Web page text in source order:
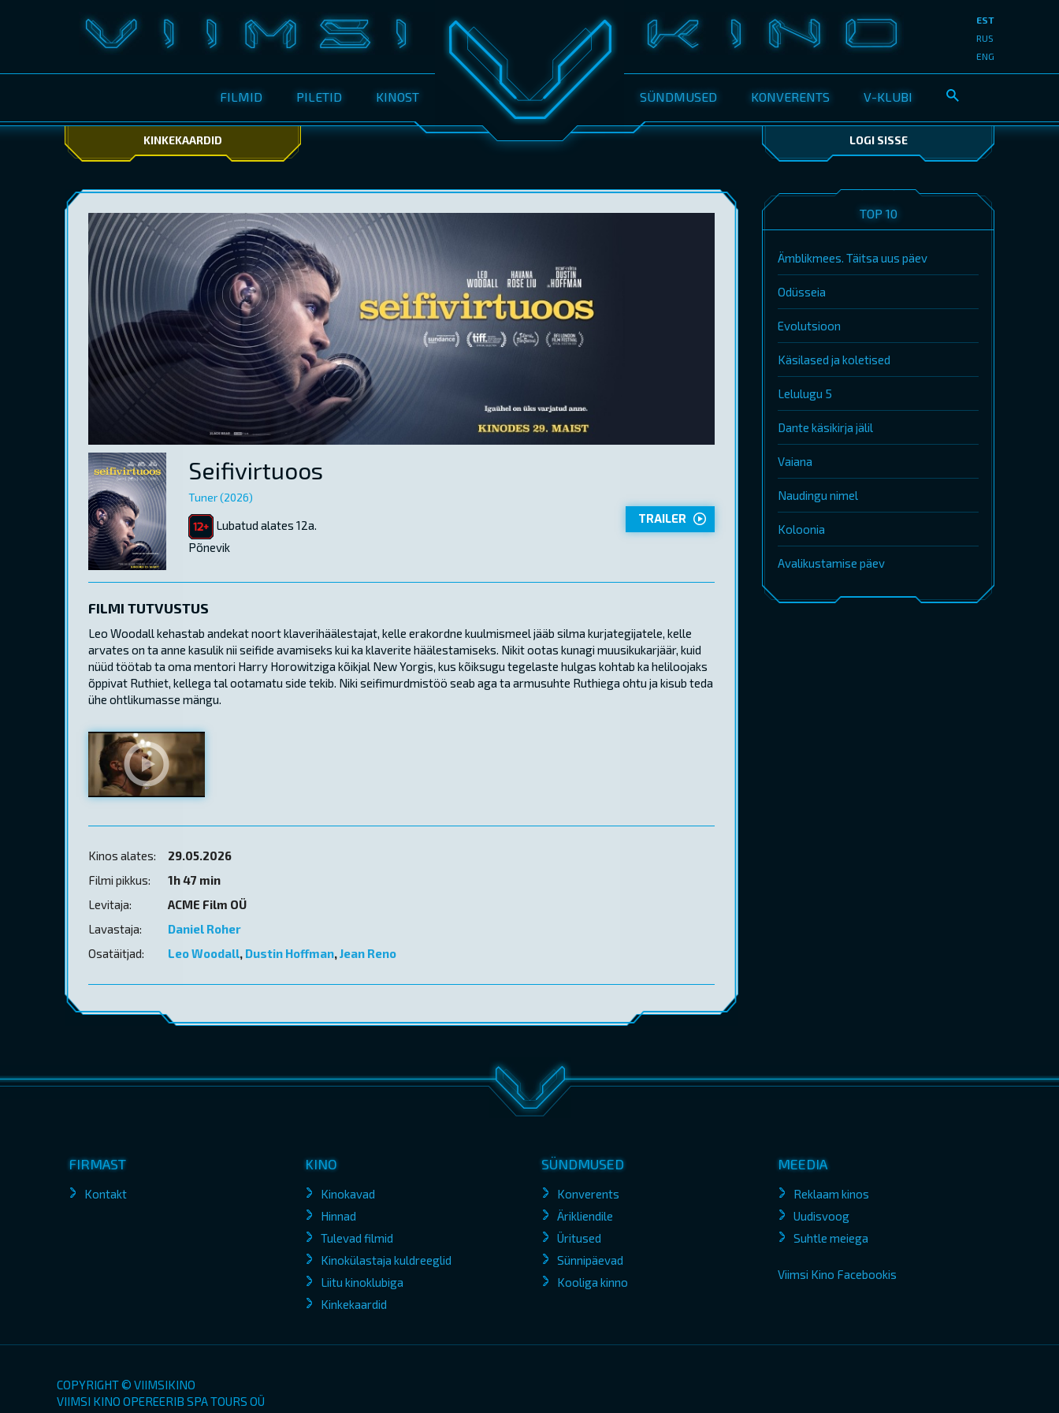
FILMID PILETID KINOST SÜNDMUSED KONVERENTS V-KLUBI
EST
RUS
ENG
KINKEKAARDID LOGI SISSE
Seifivirtuoos
Tuner (2026)
Lubatud alates 12a.
Põnevik
TRAILER
FILMI TUTVUSTUS
Leo Woodall kehastab andekat noort klaverihäälestajat, kelle erakordne kuulmismeel jääb silma kurjategijatele, kelle
arvates on ta anne kasulik nii seifide avamiseks kui ka klaverite häälestamiseks. Nikit ootas kunagi muusikukarjäär, kuid
nüüd töötab ta oma mentori Harry Horowitziga kõikjal New Yorgis, kus kõiksugu tegelaste hulgas kohtab ka heliloojaks
õppivat Ruthiet, kellega tal ootamatu side tekib. Niki seifimurdmistöö seab aga ta armusuhte Ruthiega ohtu ja kisub teda
ühe ohtlikumasse mängu.
Kinos alates:
29.05.2026
Filmi pikkus:
1h 47 min
Levitaja:
ACME Film OÜ
Lavastaja:
Daniel Roher
Osatäitjad:
Leo Woodall, Dustin Hoffman,Jean Reno
TOP 10
Ämblikmees. Täitsa uus päev
Odüsseia
Evolutsioon
Käsilased ja koletised
Lelulugu 5
Dante käsikirja jälil
Vaiana
Naudingu nimel
Koloonia
Avalikustamise päev
FIRMAST
Kontakt
KINO
Kinokavad
Hinnad
Tulevad filmid
Kinokülastaja kuldreeglid
Liitu kinoklubiga
Kinkekaardid
SÜNDMUSED
Konverents
Ärikliendile
Üritused
Sünnipäevad
Kooliga kinno
MEEDIA
Reklaam kinos
Uudisvoog
Suhtle meiega
Viimsi Kino Facebookis
COPYRIGHT © VIIMSIKINO
VIIMSI KINO OPEREERIB SPA TOURS OÜ